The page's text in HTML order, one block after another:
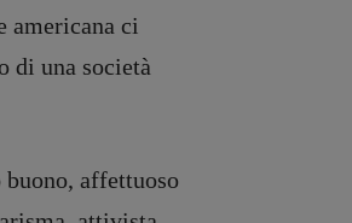
americana ci
di una società
affettuoso